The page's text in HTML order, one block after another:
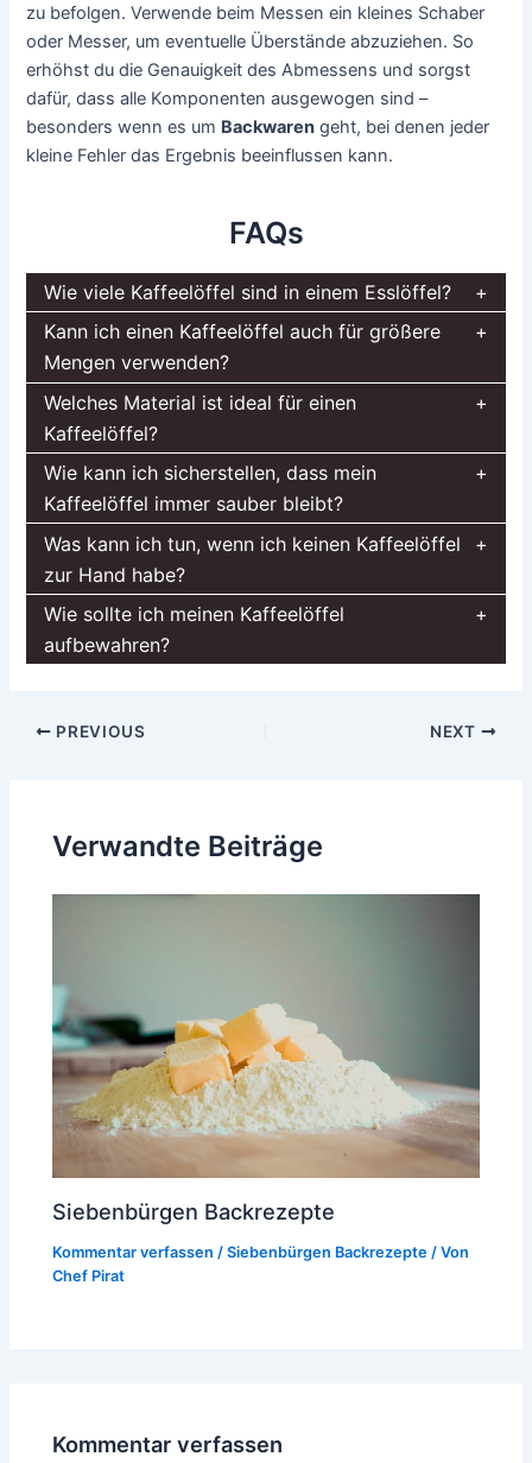
zu befolgen. Verwende beim Messen ein kleines Schaber
oder Messer, um eventuelle Überstände abzuziehen. So
erhöhst du die Genauigkeit des Abmessens und sorgst
dafür, dass alle Komponenten ausgewogen sind –
besonders wenn es um Backwaren geht, bei denen jeder
kleine Fehler das Ergebnis beeinflussen kann.
FAQs
Wie viele Kaffeelöffel sind in einem Esslöffel?
Kann ich einen Kaffeelöffel auch für größere
Mengen verwenden?
Welches Material ist ideal für einen
Kaffeelöffel?
Wie kann ich sicherstellen, dass mein
Kaffeelöffel immer sauber bleibt?
Was kann ich tun, wenn ich keinen Kaffeelöffel
zur Hand habe?
Wie sollte ich meinen Kaffeelöffel
aufbewahren?
Post
PREVIOUS NEXT
Verwandte Beiträge
Siebenbürgen Backrezepte
Kommentar verfassen /Siebenbürgen Backrezepte / Von
Chef Pirat
Kommentar verfassen